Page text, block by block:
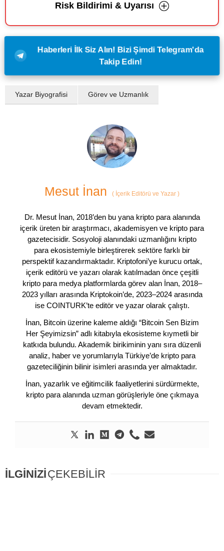
Risk Bildirimi & Uyarısı
Haberleri İlk Siz Alın! Bizi Şimdi Telegram'da
Takip Edin!
Yazar Biyografisi Görev ve Uzmanlık
Mesut İnan ( İçerik Editörü ve Yazar )
Dr. Mesut İnan, 2018’den bu yana kripto para alanında
içerik üreten bir araştırmacı, akademisyen ve kripto para
gazetecisidir. Sosyoloji alanındaki uzmanlığını kripto
para ekosistemiyle birleştirerek sektöre farklı bir
perspektif kazandırmaktadır. Kriptofoni’ye kurucu ortak,
içerik editörü ve yazarı olarak katılmadan önce çeşitli
kripto para medya platformlarda görev alan İnan, 2018–
2023 yılları arasında Kriptokoin’de, 2023–2024 arasında
ise COINTURK’te editör ve yazar olarak çalıştı.
İnan, Bitcoin üzerine kaleme aldığı “Bitcoin Sen Bizim
Her Şeyimizsin” adlı kitabıyla ekosisteme kıymetli bir
katkıda bulundu. Akademik birikiminin yanı sıra düzenli
analiz, haber ve yorumlarıyla Türkiye’de kripto para
gazeteciliğinin bilinir isimleri arasında yer almaktadır.
İnan, yazarlık ve eğitimcilik faaliyetlerini sürdürmekte,
kripto para alanında uzman görüşleriyle öne çıkmaya
devam etmektedir.
İLGİNİZİÇEKEBİLİR